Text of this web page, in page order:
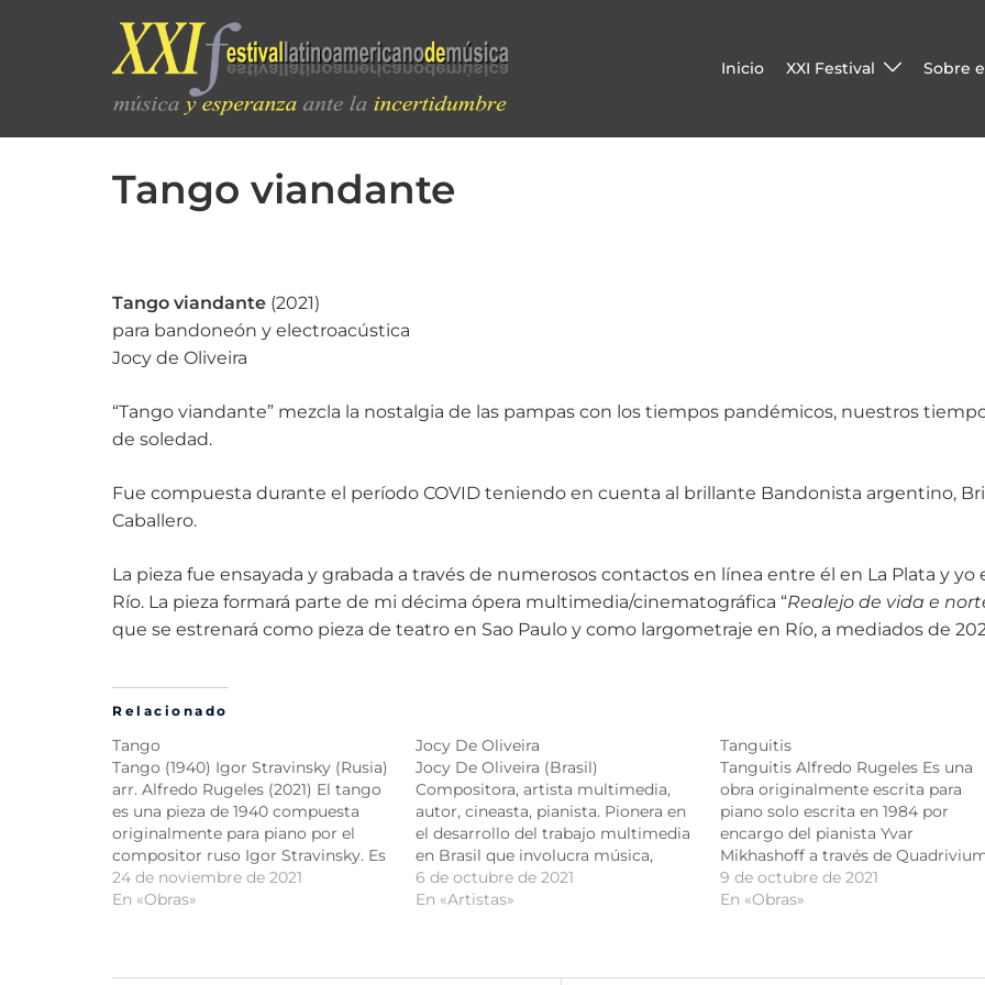
Inicio XXI Festival Sobre
Tango viandante
Tango viandante (2021)
para bandoneón y electroacústica
Jocy de Oliveira
“Tango viandante” mezcla la nostalgia de las pampas con los tiempos pandémicos, nuestros
de soledad.
Fue compuesta durante el período COVID teniendo en cuenta al brillante Bandonista argentino,
Caballero.
La pieza fue ensayada y grabada a través de numerosos contactos en línea entre él en La Plata y yo
Río. La pieza formará parte de mi décima ópera multimedia/cinematográfica “Realejo de vida e
que se estrenará como pieza de teatro en Sao Paulo y como largometraje en Río, a mediados de
Relacionado
Tango
Tango ​(1940)​ Igor Stravinsky (Rusia)
arr. Alfredo Rugeles​ (2021)​ El tango
es una pieza de 1940 compuesta
originalmente para piano por el
compositor ruso Igor Stravinsky. Es
una de las obras para piano más
grabadas de Stravinsky. Después de
24 de noviembre de 2021
En «Obras»
Jocy De Oliveira
Jocy De Oliveira (Brasil)
Compositora, artista multimedia,
autor, cineasta, pianista. Pionera en
el desarrollo del trabajo multimedia
en Brasil que involucra música,
teatro, instalaciones, textos y video,
compuso, ha ido guionista y
6 de octubre de 2021
En «Artistas»
Tanguitis
Tanguitis Alfredo Rugeles Es una
obra originalmente escrita para
piano solo escrita en 1984 por
encargo del pianista Yvar
Mikhashoff a través de
Music Press para la International
Tango Collection. Premio Municipal
9 de octubre de 2021
En «Obras»